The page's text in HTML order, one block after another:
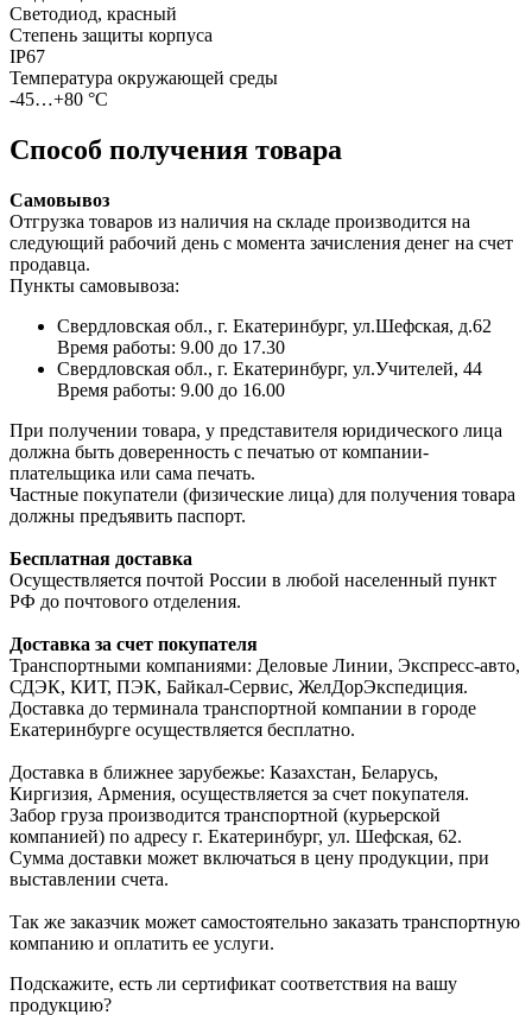
Светодиод, красный
Степень защиты корпуса
IP67
Температура окружающей среды
-45…+80 °С
Способ получения товара
Самовывоз
Отгрузка товаров из наличия на складе производится на
следующий рабочий день с момента зачисления денег на счет
продавца.
Пункты самовывоза:
Свердловская обл., г. Екатеринбург, ул.Шефская, д.62
Время работы: 9.00 до 17.30
Свердловская обл., г. Екатеринбург, ул.Учителей, 44
Время работы: 9.00 до 16.00
При получении товара, у представителя юридического лица
должна быть доверенность с печатью от компании-
плательщика или сама печать.
Частные покупатели (физические лица) для получения товара
должны предъявить паспорт.
Бесплатная доставка
Осуществляется почтой России в любой населенный пункт
РФ до почтового отделения.
Доставка за счет покупателя
Транспортными компаниями: Деловые Линии, Экспресс-авто,
СДЭК, КИТ, ПЭК, Байкал-Сервис, ЖелДорЭкспедиция.
Доставка до терминала транспортной компании в городе
Екатеринбурге осуществляется бесплатно.
Доставка в ближнее зарубежье: Казахстан, Беларусь,
Киргизия, Армения, осуществляется за счет покупателя.
Забор груза производится транспортной (курьерской
компанией) по адресу г. Екатеринбург, ул. Шефская, 62.
Сумма доставки может включаться в цену продукции, при
выставлении счета.
Так же заказчик может самостоятельно заказать транспортную
компанию и оплатить ее услуги.
Подскажите, есть ли сертификат соответствия на вашу
продукцию?